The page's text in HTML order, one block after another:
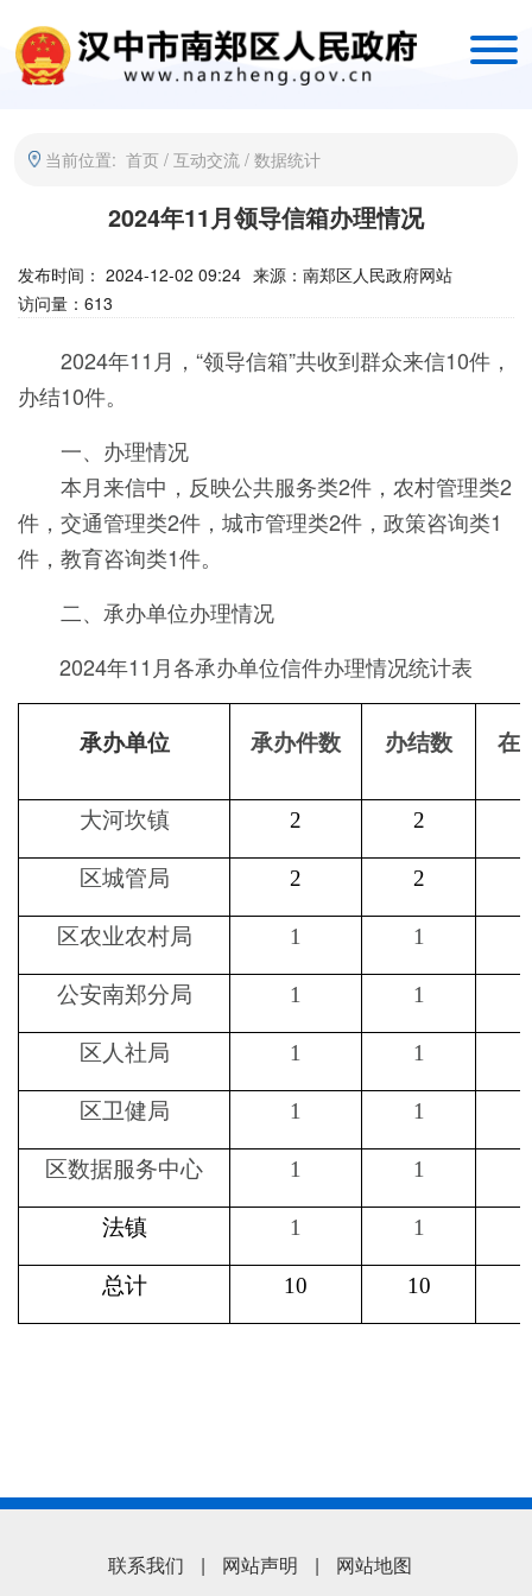
当前位置: 首页 / 互动交流 / 数据统计
2024年11月领导信箱办理情况
发布时间： 2024-12-02 09:24 来源： 南郑区人民政府网站
访问量： 613
2024年11月，“领导信箱”共收到群众来信10件，
办结10件。
一、办理情况
本月来信中，反映公共服务类2件，农村管理类2
件，交通管理类2件，城市管理类2件，政策咨询类1
件，教育咨询类1件。
二、承办单位办理情况
2024年11月各承办单位信件办理情况统计表
承办单位 承办件数 办结数 在
大河坎镇 2 2
区城管局 2 2
区农业农村局 1 1
公安南郑分局 1 1
区人社局 1 1
区卫健局 1 1
区数据服务中心 1 1
法镇 1 1
总计 10 10
联系我们 | 网站声明 | 网站地图